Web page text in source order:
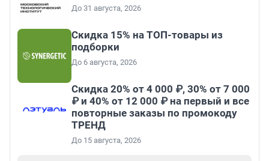
До 31 августа, 2026
Скидка 15% на ТОП-товары из
подборки
До 6 августа, 2026
Скидка 20% от 4 000 ₽, 30% от 7 000
₽ и 40% от 12 000 ₽ на первый и все
повторные заказы по промокоду
ТРЕНД
До 15 августа, 2026